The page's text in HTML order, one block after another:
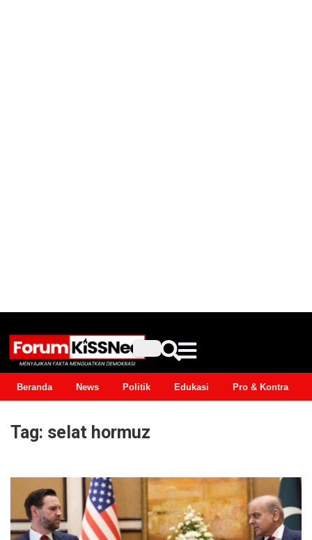
Beranda News Politik Edukasi Pro & Kontra
Tag: selat hormuz